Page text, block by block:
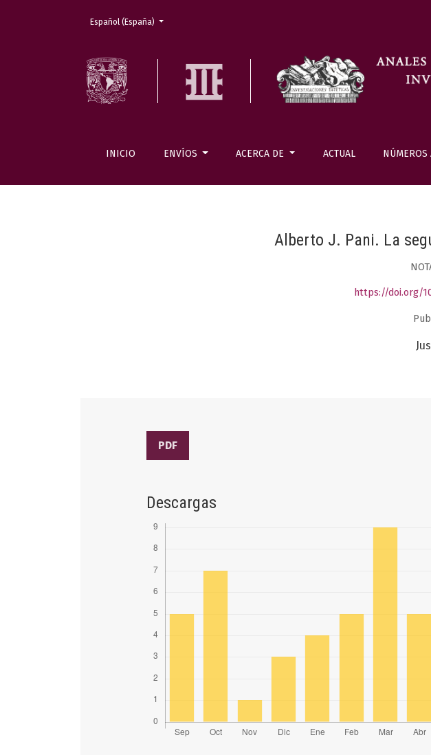
INICIO ENVÍOS ACERCA DE ACTUAL NÚMEROS
Cambiar el idioma. El actual es:
Español (España)
Alberto J. Pani. La
https://doi.org/
PDF
Descargas